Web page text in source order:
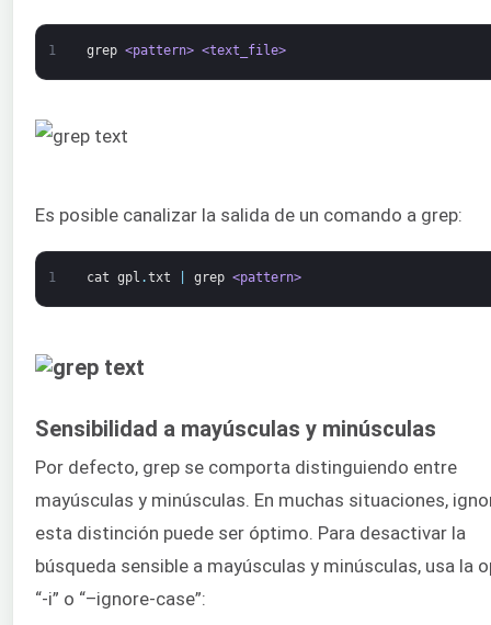
1 grep <pattern> <text_file>
Es posible canalizar la salida de un comando a grep:
1 cat gpl .txt grep <pattern>
Sensibilidad a mayúsculas y minúsculas
Por defecto, grep se comporta distinguiendo entre
mayúsculas y minúsculas. En muchas situaciones,
esta distinción puede ser óptimo. Para desactivar la
búsqueda sensible a mayúsculas y minúsculas, usa la
“-i” o “–ignore-case”: